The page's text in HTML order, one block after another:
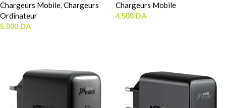
Chargeurs Mobile,Chargeurs
Ordinateur
5.000 DA
Chargeurs Mobile
4.500 DA